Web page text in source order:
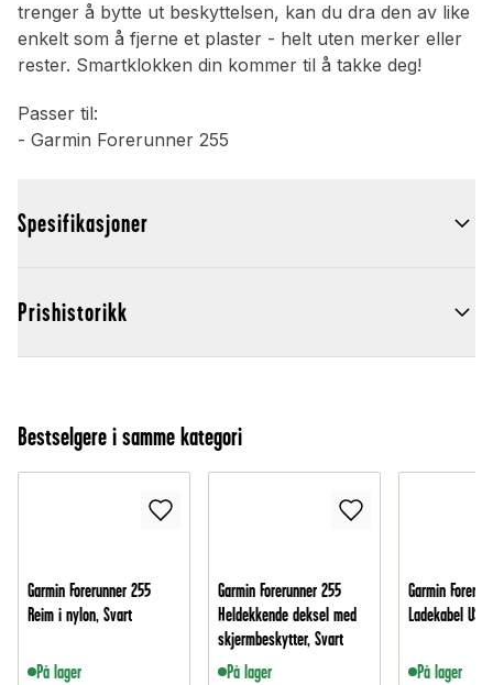
trenger å bytte ut beskyttelsen, kan du dra den av like
enkelt som å fjerne et plaster - helt uten merker eller
rester. Smartklokken din kommer til å takke deg!
Passer til:
- Garmin Forerunner 255
Spesifikasjoner
Prishistorikk
Bestselgere i samme kategori
Garmin Forerunner 255
Reim i nylon, Svart
På lager
Garmin Forerunner 255
Heldekkende deksel med
skjermbeskytter, Svart
På lager
Garmin
Ladekabel
På lager